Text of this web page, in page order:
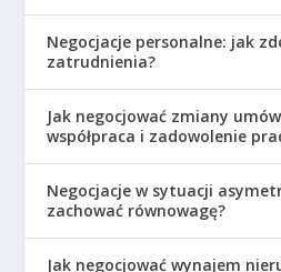
Negocjacje personalne: jak
zatrudnienia?
Jak negocjować zmiany
współpraca i zadowolenie
Negocjacje w sytuacji
zachować równowagę?
Jak negocjować wynajem